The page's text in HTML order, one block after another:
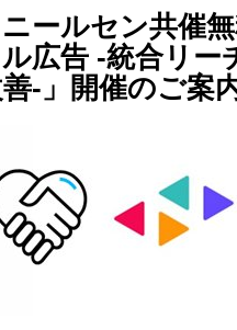
ールセン共催
広告 -統合リー
-」開催のご案